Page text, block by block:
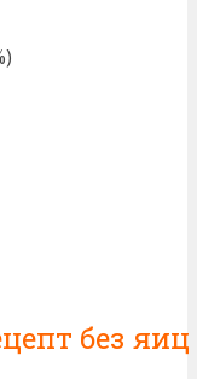
без яиц